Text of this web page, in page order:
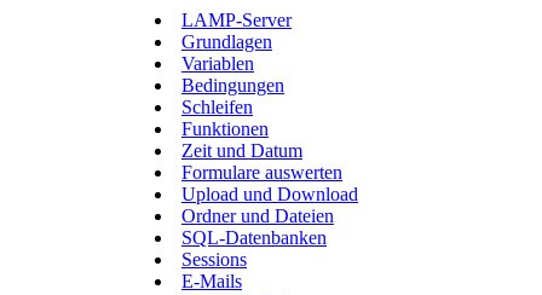
LAMP-Server
Grundlagen
Variablen
Bedingungen
Schleifen
Funktionen
Zeit und Datum
Formulare auswerten
Upload und Download
Ordner und Dateien
SQL-Datenbanken
Sessions
E-Mails